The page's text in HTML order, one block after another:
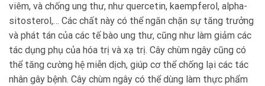
viêm, và chống ung thư, như quercetin, kaempferol, alpha-
sitosterol,… Các chất này có thể ngăn chặn sự tăng trưởng
và phát tán của các tế bào ung thư, cũng như làm giảm các
tác dụng phụ của hóa trị và xạ trị. Cây chùm ngây cũng có
thể tăng cường hệ miễn dịch, giúp cơ thể chống lại các tác
nhân gây bệnh. Cây chùm ngây có thể dùng làm thực phẩm